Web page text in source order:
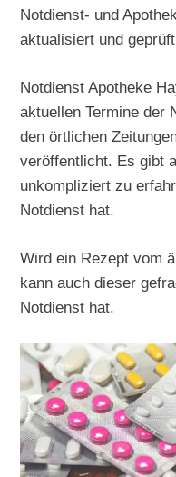
Notdienst- und
aktualisiert und
Notdienst Apotheke
aktuellen Termine der
den örtlichen
veröffentlicht. Es gibt
unkompliziert zu
Notdienst hat.
Wird ein Rezept vom
kann auch dieser
Notdienst hat.